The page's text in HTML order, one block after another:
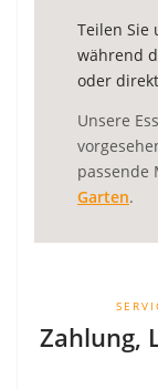
Teilen Sie
während
oder
Unsere
passende
Garten.
Zahlung,